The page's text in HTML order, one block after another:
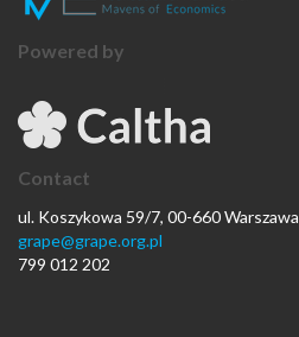
Powered by
Contact
ul. Koszykowa 59/7, 00-660 Warszawa
grape@grape.org.pl
799 012 202